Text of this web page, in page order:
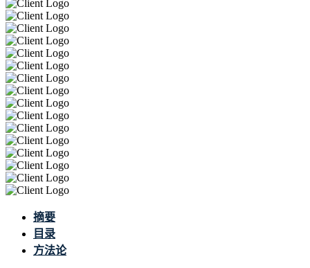
摘要
目录
方法论